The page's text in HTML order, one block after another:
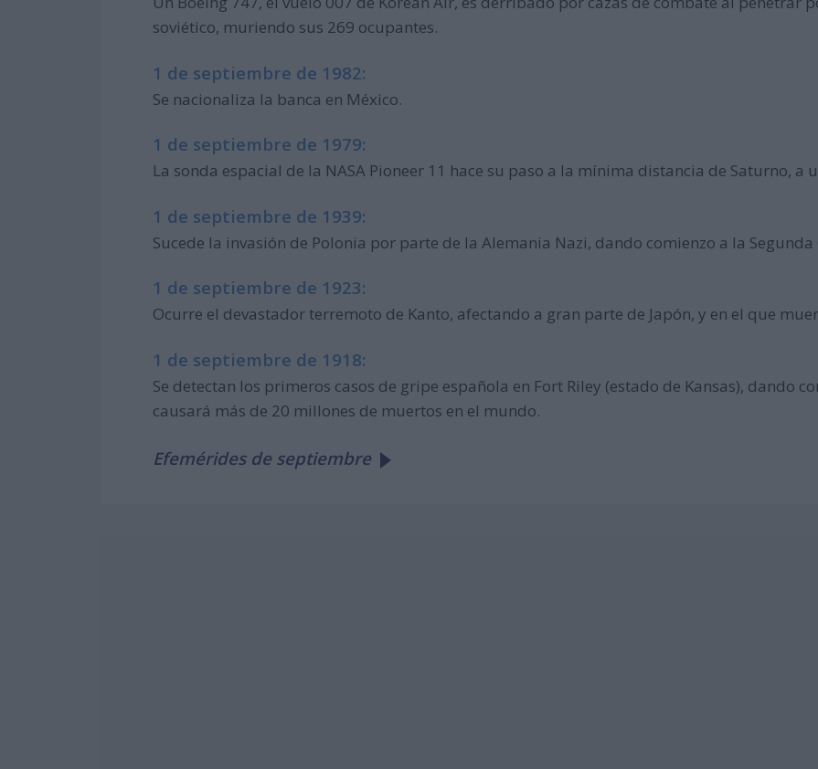
soviético, muriendo sus 269 ocupantes.
1 de septiembre de 1982:
Se nacionaliza la banca en México.
1 de septiembre de 1979:
La sonda espacial de la NASA Pioneer 11 hace su paso a la mínima distancia de Saturno, a
1 de septiembre de 1939:
Sucede la invasión de Polonia por parte de la Alemania Nazi, dando comienzo a la
1 de septiembre de 1923:
Ocurre el devastador terremoto de Kanto, afectando a gran parte de Japón, y en el que
1 de septiembre de 1918:
Se detectan los primeros casos de gripe española en Fort Riley (estado de Kansas), dando
causará más de 20 millones de muertos en el mundo.
Efemérides de septiembre